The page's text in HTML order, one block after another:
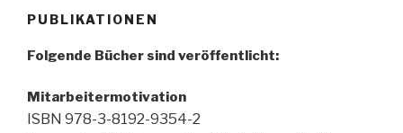
PUBLIKATIONEN
Folgende Bücher sind veröffentlicht:
Mitarbeitermotivation
ISBN 978-3-8192-9354-2